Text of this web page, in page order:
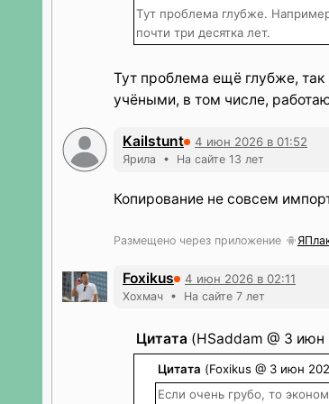
Тут проблема глубже.
почти три десятка лет.
Тут проблема ещё глубже,
учёными, в том числе,
Kailstunt 4 июн 2026 в 01:52
Ярила • На сайте 13 лет
Копирование не совсем
Размещено через приложение
Foxikus 4 июн 2026 в 02:11
Хохмач • На сайте 7 лет
Цитата (HSaddam @ 3 июн
Цитата (Foxikus @ 3 июн
Если очень грубо, то